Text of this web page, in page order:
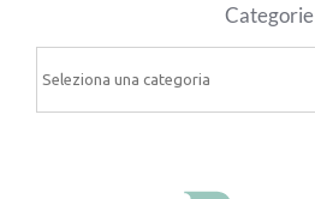
Categorie